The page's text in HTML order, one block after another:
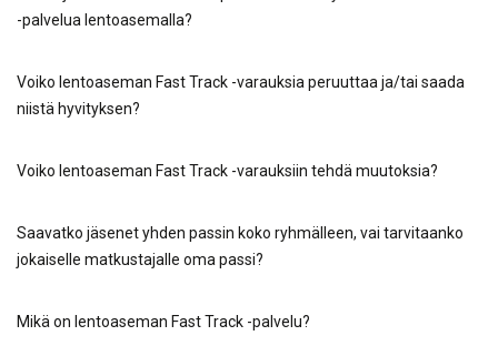
-palvelua lentoasemalla?
Voiko lentoaseman Fast Track -varauksia peruuttaa ja/tai saada
niistä hyvityksen?
Voiko lentoaseman Fast Track -varauksiin tehdä muutoksia?
Saavatko jäsenet yhden passin koko ryhmälleen, vai tarvitaanko
jokaiselle matkustajalle oma passi?
Mikä on lentoaseman Fast Track -palvelu?